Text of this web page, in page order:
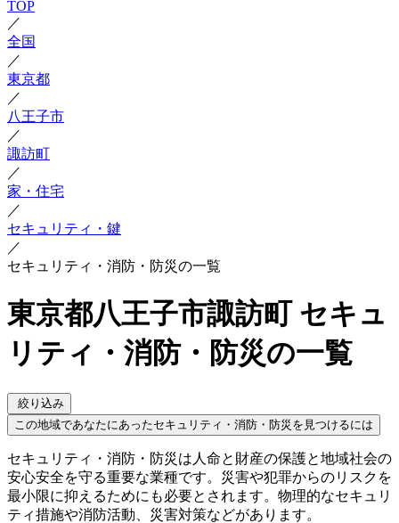
TOP
／
全国
／
東京都
／
八王子市
／
諏訪町
／
家・住宅
／
セキュリティ・鍵
／
セキュリティ・消防・防災の一覧
東京都八王子市諏訪町 セキュ
リティ・消防・防災の一覧
絞り込み
この地域であなたにあったセキュリティ・消防・防災を見つけるには
セキュリティ・消防・防災は人命と財産の保護と地域社会の
安心安全を守る重要な業種です。災害や犯罪からのリスクを
最小限に抑えるためにも必要とされます。物理的なセキュリ
ティ措施や消防活動、災害対策などがあります。